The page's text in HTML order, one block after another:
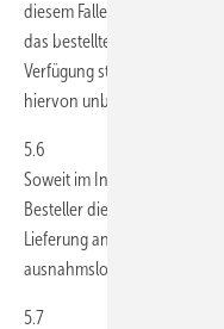
diesem Falle wird der
das bestellte Produkt
Verfügung steht. Die
hiervon unberührt.
5.6
Soweit im Internetshop
Besteller die bei der
Lieferung an Buchhändler,
ausnahmslos zuzüglich
5.7